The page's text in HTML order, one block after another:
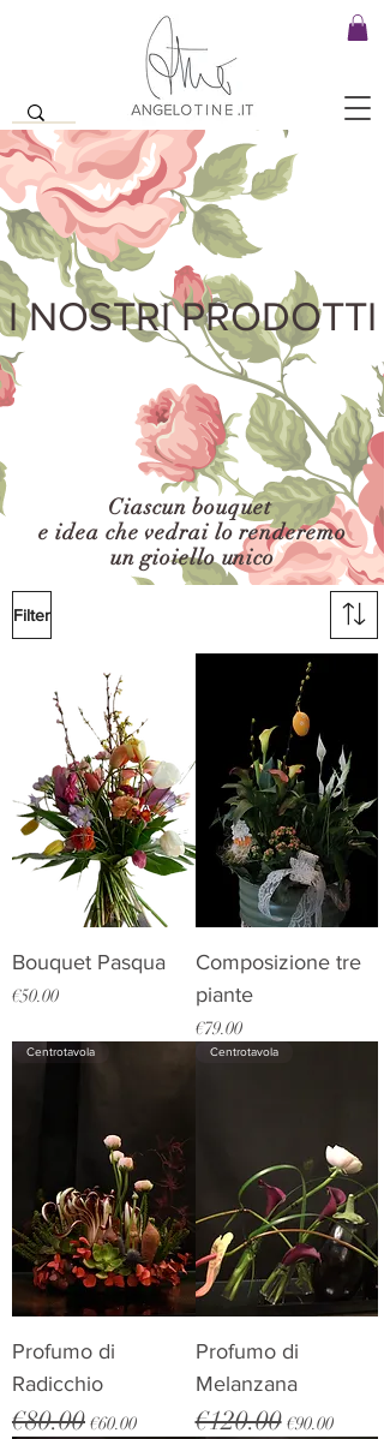
I NOSTRI PRODOTTI
Ciascun bouquet
e idea che vedrai lo renderemo
un gioiello unico
Filter
Bouquet Pasqua
Price
€50.00
Composizione tre
piante
Price
€79.00
Centrotavola
Profumo di
Radicchio
Regular Price
€80.00 Sale Price
€60.00
Centrotavola
Profumo di
Melanzana
Regular Price
€120.00 Sale Price
€90.00